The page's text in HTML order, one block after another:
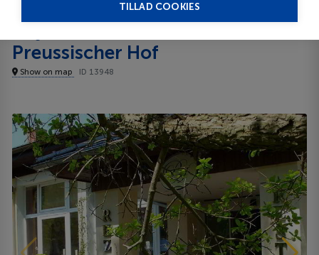
TILLAD COOKIES
Preussischer Hof
Show on map ID 13948